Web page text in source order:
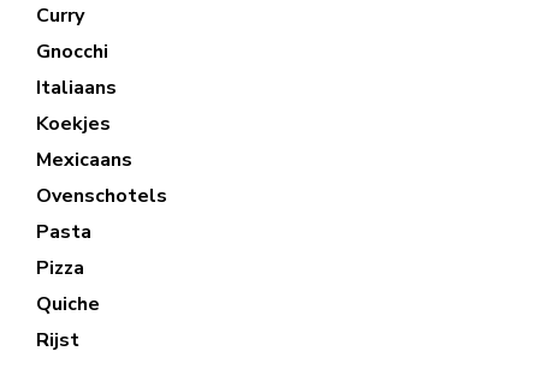
Curry
Gnocchi
Italiaans
Koekjes
Mexicaans
Ovenschotels
Pasta
Pizza
Quiche
Rijst